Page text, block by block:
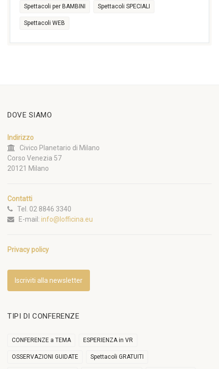
Spettacoli per BAMBINI Spettacoli SPECIALI
Spettacoli WEB
DOVE SIAMO
Indirizzo
Civico Planetario di Milano
Corso Venezia 57
20121 Milano
Contatti
Tel. 02 8846 3340
E-mail: info@lofficina.eu
Privacy policy
Iscriviti alla newsletter
TIPI DI CONFERENZE
CONFERENZE a TEMA ESPERIENZA in VR
OSSERVAZIONI GUIDATE Spettacoli GRATUITI